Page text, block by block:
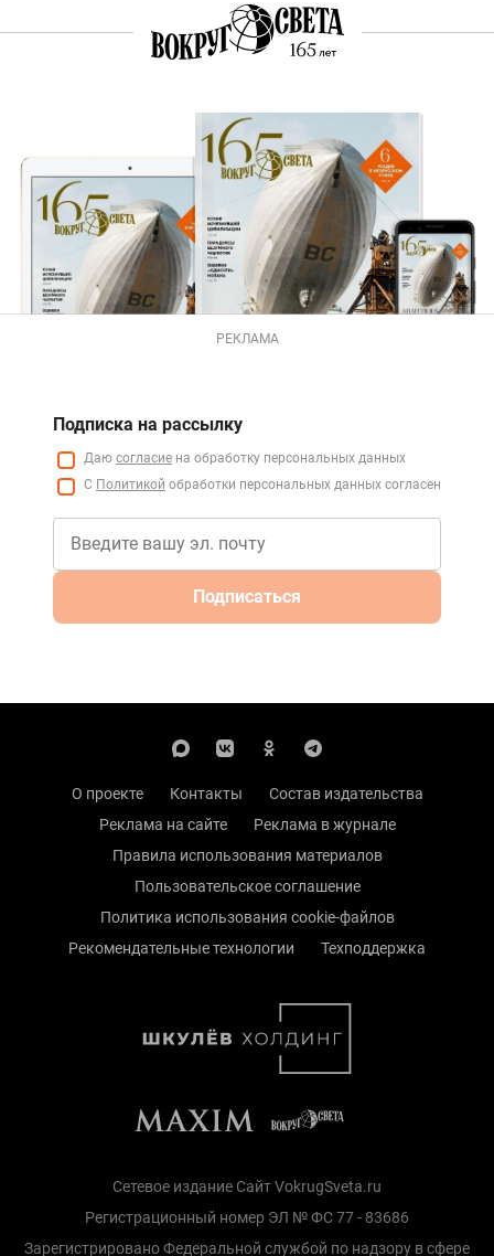
РЕКЛАМА
Подписка на рассылку
Даю согласие на обработку персональных данных
С Политикой обработки персональных данных согласен
Подписаться
О проекте Контакты
Состав издательства
Реклама на сайте
Реклама в журнале
Правила использования материалов
Пользовательское соглашение
Политика использования cookie-файлов
Рекомендательные технологии
Техподдержка
Сетевое издание Сайт VokrugSveta.ru
Регистрационный номер ЭЛ № ФС 77 - 83686
Зарегистрировано Федеральной службой по надзору в сфере